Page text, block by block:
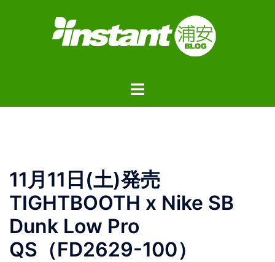
ト
ー
11月11日(土)発売
TIGHTBOOTH x Nike SB
Dunk Low Pro
QS（FD2629-100）